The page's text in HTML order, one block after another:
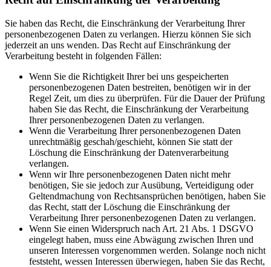
Sie haben das Recht, die Einschränkung der Verarbeitung Ihrer
personenbezogenen Daten zu verlangen. Hierzu können Sie sich
jederzeit an uns wenden. Das Recht auf Einschränkung der
Verarbeitung besteht in folgenden Fällen:
Wenn Sie die Richtigkeit Ihrer bei uns gespeicherten
personenbezogenen Daten bestreiten, benötigen wir in der
Regel Zeit, um dies zu überprüfen. Für die Dauer der Prüfung
haben Sie das Recht, die Einschränkung der Verarbeitung
Ihrer personenbezogenen Daten zu verlangen.
Wenn die Verarbeitung Ihrer personenbezogenen Daten
unrechtmäßig geschah/geschieht, können Sie statt der
Löschung die Einschränkung der Datenverarbeitung
verlangen.
Wenn wir Ihre personenbezogenen Daten nicht mehr
benötigen, Sie sie jedoch zur Ausübung, Verteidigung oder
Geltendmachung von Rechtsansprüchen benötigen, haben Sie
das Recht, statt der Löschung die Einschränkung der
Verarbeitung Ihrer personenbezogenen Daten zu verlangen.
Wenn Sie einen Widerspruch nach Art. 21 Abs. 1 DSGVO
eingelegt haben, muss eine Abwägung zwischen Ihren und
unseren Interessen vorgenommen werden. Solange noch nicht
feststeht, wessen Interessen überwiegen, haben Sie das Recht,